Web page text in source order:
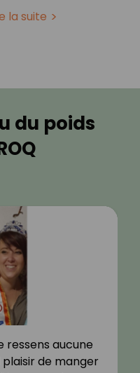
la suite
du poids
ressens aucune
de manger